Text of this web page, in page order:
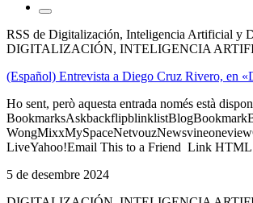
RSS de Digitalización, Inteligencia Artificial y
DIGITALIZACIÓN, INTELIGENCIA
(Español) Entrevista a Diego Cruz Rivero, en
Ho sent, però aquesta entrada només està
LiveYahoo!Email This to a Friend Link
5 de desembre 2024